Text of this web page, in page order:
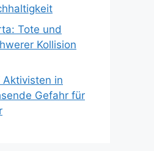
Tote und
Kollision
in
Gefahr für